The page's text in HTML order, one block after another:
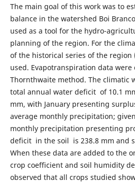
The main goal of this work was to
balance in the watershed Boi
used as a tool for the hydro-
planning of the region. For the
of the historical series of the region
used. Evapotranspiration data
Thornthwaite method. The climatic
total annual water deficit of 10.1
mm, with January presenting
average monthly precipitation;
monthly precipitation presenting
deficit in the soil is 238.8 mm and
When these data are added to the
crop coefficient and soil humidity
observed that all crops studied